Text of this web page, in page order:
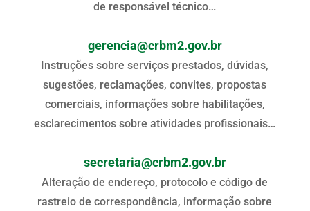
de responsável técnico…
gerencia@crbm2.gov.br
Instruções sobre serviços prestados, dúvidas,
sugestões, reclamações, convites, propostas
comerciais, informações sobre habilitações,
esclarecimentos sobre atividades profissionais…
secretaria@crbm2.gov.br
Alteração de endereço, protocolo e código de
rastreio de correspondência, informação sobre